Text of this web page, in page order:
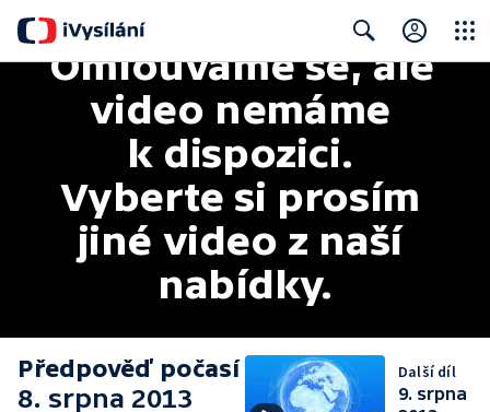
Search
Omlouváme se, ale
video nemáme
k dispozici.
Vyberte si prosím
jiné video z naší
nabídky.
Předpověď počasí
8. srpna 2013
Další díl
9. srpna